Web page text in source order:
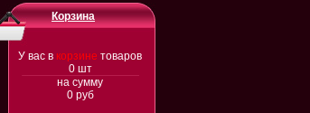
Корзина
У вас в корзине товаров
0 шт
на сумму
0 руб